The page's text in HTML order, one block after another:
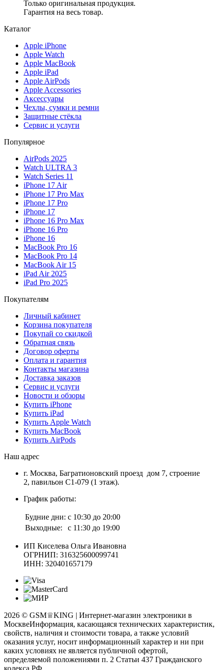
Только оригинальная продукция.
Гарантия на весь товар.
Каталог
Apple iPhone
Apple Watch
Apple MacBook
Apple iPad
Apple AirPods
Apple Accessories
Аксессуары
Чехлы, сумки и ремни
Защитные стёкла
Сервис и услуги
Популярное
AirPods 2025
Watch ULTRA 3
Watch Series 11
iPhone 17 Air
iPhone 17 Pro Max
iPhone 17 Pro
iPhone 17
iPhone 16 Pro Max
iPhone 16 Pro
iPhone 16
MacBook Pro 16
MacBook Pro 14
MacBook Air 15
iPad Air 2025
iPad Pro 2025
Покупателям
Личный кабинет
Корзина покупателя
Покупай со скидкой
Обратная связь
Договор оферты
Оплата и гарантия
Контакты магазина
Доставка заказов
Сервис и услуги
Новости и обзоры
Купить iPhone
Купить iPad
Купить Apple Watch
Купить MacBook
Купить AirPods
Наш адрес
г. Москва, Багратионовский проезд дом 7, строение
2, павильон С1-079 (1 этаж).
График работы:
Будние дни: с 10:30 до 20:00
Выходные:
с 11:30 до 19:00
ИП Киселева Ольга Ивановна
ОГРНИП: 316325600099741
ИНН: 320401657179
2026 © GSM♕KING | Интернет-магазин электроники в
МосквеИнформация, касающаяся технических характеристик,
свойств, наличия и стоимости товара, а также условий
оказания услуг, носит информационный характер и ни при
каких условиях не является публичной офертой,
определяемой положениями п. 2 Статьи 437 Гражданского